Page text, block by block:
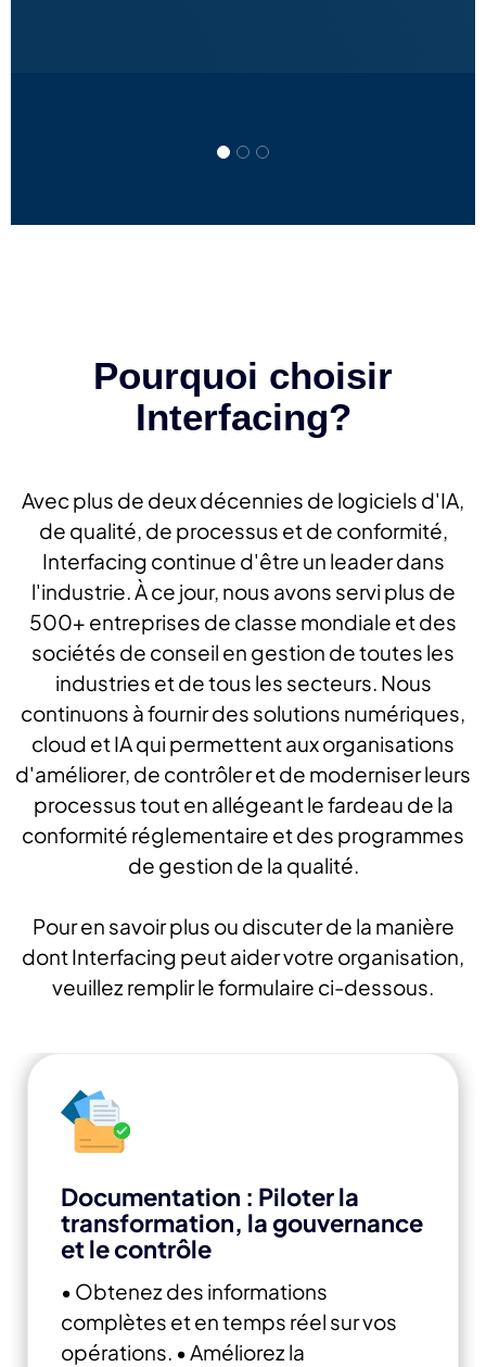
Pourquoi choisir
Interfacing?
Avec plus de deux décennies de logiciels d'IA,
de qualité, de processus et de conformité,
Interfacing continue d'être un leader dans
l'industrie. À ce jour, nous avons servi plus de
500+ entreprises de classe mondiale et des
sociétés de conseil en gestion de toutes les
industries et de tous les secteurs. Nous
continuons à fournir des solutions numériques,
cloud et IA qui permettent aux organisations
d'améliorer, de contrôler et de moderniser leurs
processus tout en allégeant le fardeau de la
conformité réglementaire et des programmes
de gestion de la qualité.
Pour en savoir plus ou discuter de la manière
dont Interfacing peut aider votre organisation,
veuillez remplir le formulaire ci-dessous.
Documentation : Piloter la
transformation, la gouvernance
et le contrôle
• Obtenez des informations
complètes et en temps réel sur vos
opérations. • Améliorez la